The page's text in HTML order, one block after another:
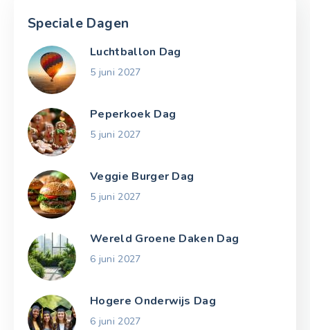
Speciale Dagen
Luchtballon Dag
5 juni 2027
Peperkoek Dag
5 juni 2027
Veggie Burger Dag
5 juni 2027
Wereld Groene Daken Dag
6 juni 2027
Hogere Onderwijs Dag
6 juni 2027